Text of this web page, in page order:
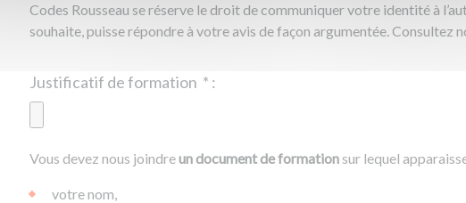
Codes Rousseau se réserve le droit de communiquer votre identité à
souhaite, puisse répondre à votre avis de façon argumentée. Consultez
* :
||0.00 Ko
Vous devez nous joindreun document de formation sur lequel
votre nom,